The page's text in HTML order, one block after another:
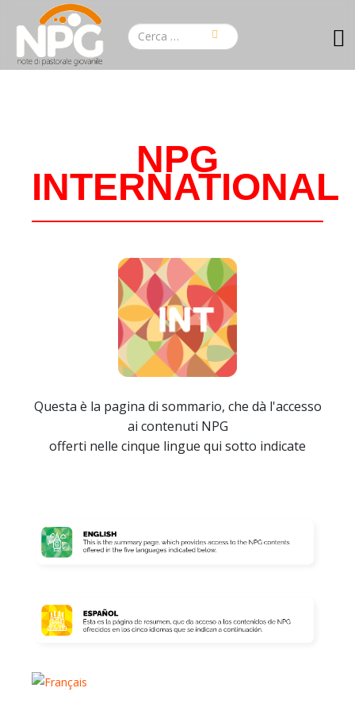
NPG
INTERNATIONAL
Questa è la pagina di sommario, che dà l'accesso
ai contenuti NPG
offerti nelle cinque lingue qui sotto indicate